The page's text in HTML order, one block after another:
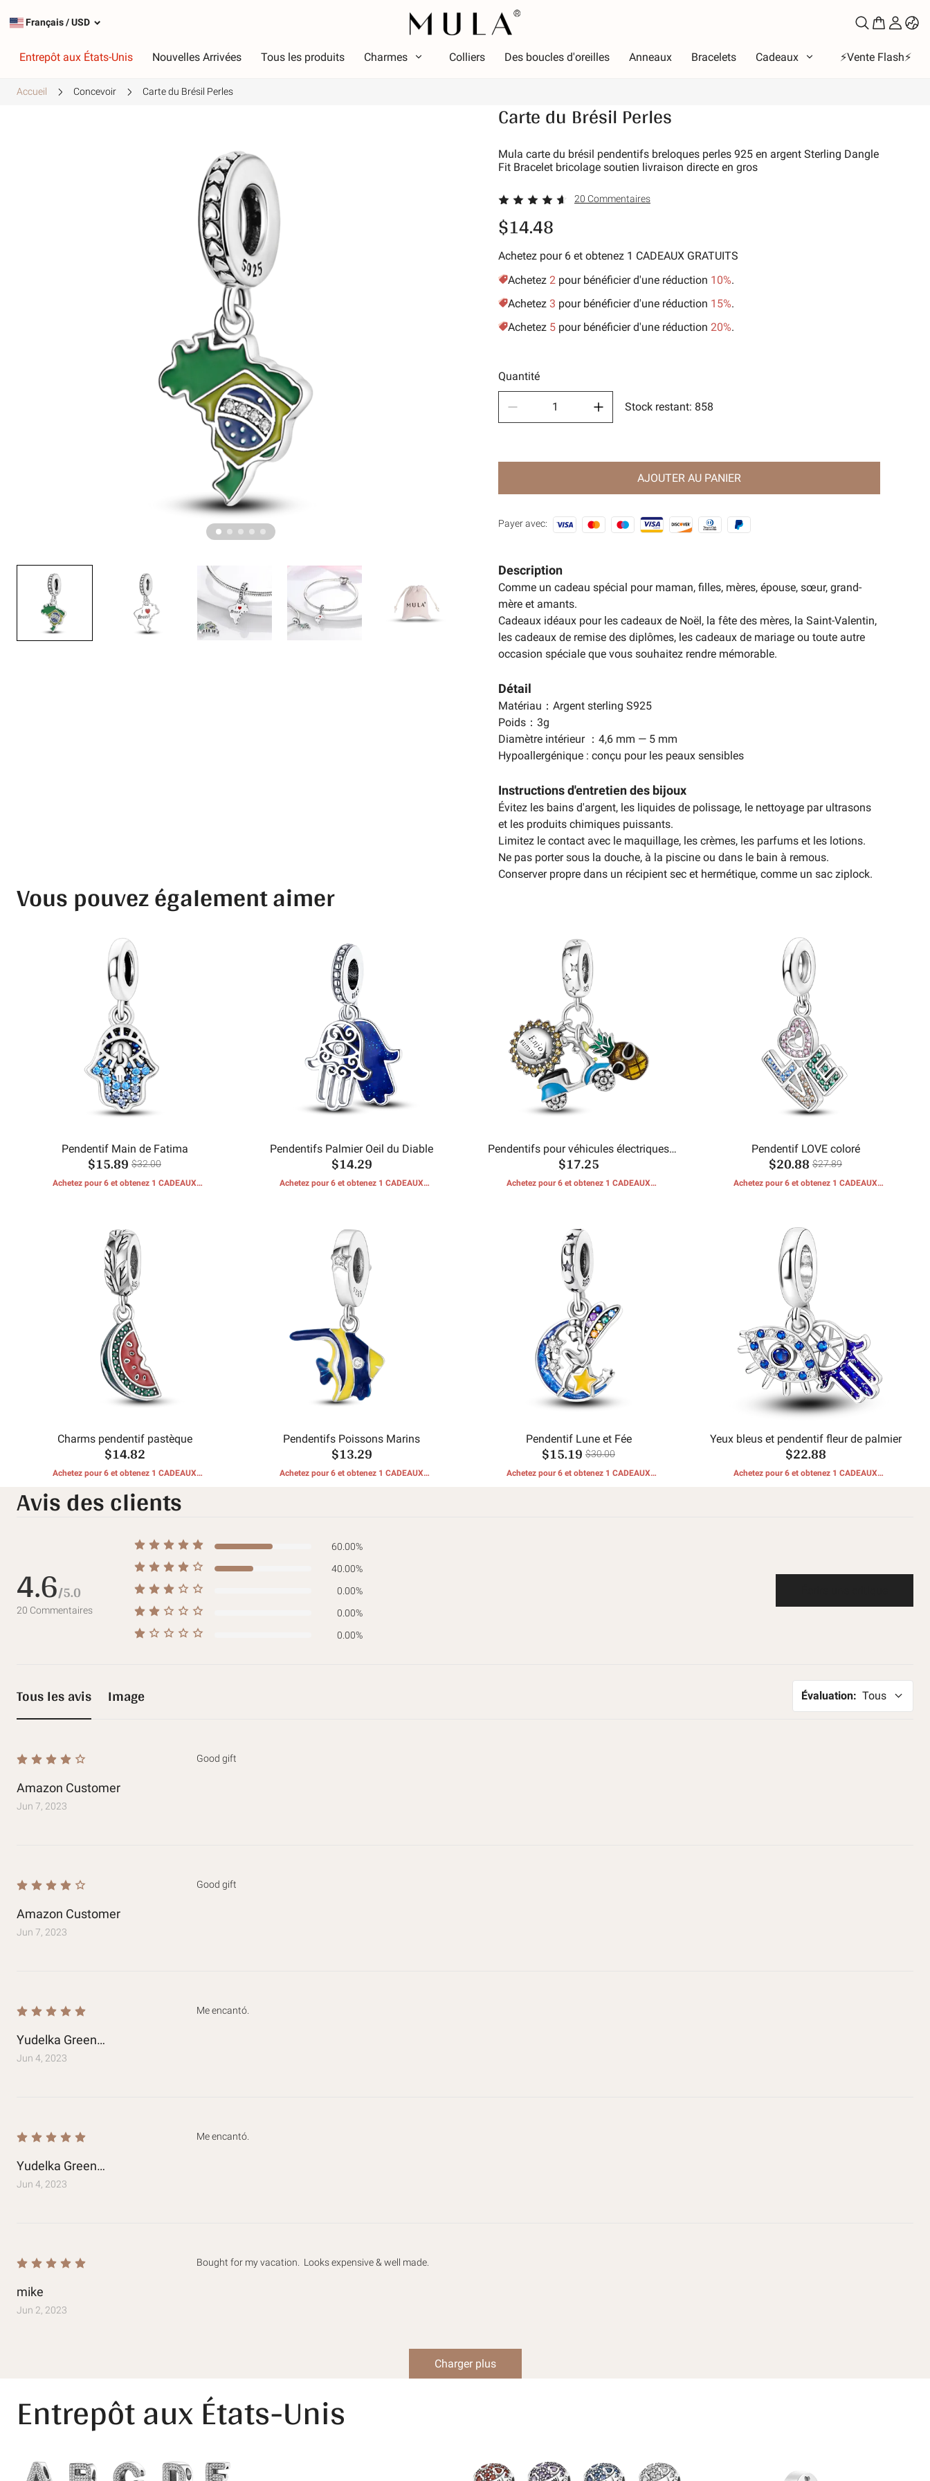
Français/USD
Entrepôt aux États-Unis Nouvelles Arrivées Tous les produits Charmes Colliers Des boucles d'oreilles Anneaux Bracelets Cadeaux ⚡️Vente Flash⚡️
Thème
Lumineux
Alphabet
Passe-temps
La nature
Des sports
Accueil Concevoir Carte du Brésil Perles
Carte du Brésil Perles
Mula carte du brésil pendentifs breloques perles 925 en argent Sterling Dangle
Fit Bracelet bricolage soutien livraison directe en gros
20 Commentaires
$14.48
Achetez pour 6 et obtenez 1 CADEAUX GRATUITS
Achetez 2 pour bénéficier d'une réduction 10%.
Achetez 3 pour bénéficier d'une réduction 15%.
Achetez 5 pour bénéficier d'une réduction 20%.
Quantité
Stock restant: 858
AJOUTER AU PANIER
Payer avec:
Description
Comme un cadeau spécial pour maman, filles, mères, épouse, sœur, grand-
mère et amants.
Cadeaux idéaux pour les cadeaux de Noël, la fête des mères, la Saint-Valentin,
les cadeaux de remise des diplômes, les cadeaux de mariage ou toute autre
occasion spéciale que vous souhaitez rendre mémorable.
Détail
Matériau：Argent sterling S925
Poids：3g
Diamètre intérieur ：4,6 mm — 5 mm
Hypoallergénique : conçu pour les peaux sensibles
Instructions d'entretien des bijoux
Évitez les bains d'argent, les liquides de polissage, le nettoyage par ultrasons
et les produits chimiques puissants.
Limitez le contact avec le maquillage, les crèmes, les parfums et les lotions.
Ne pas porter sous la douche, à la piscine ou dans le bain à remous.
Conserver propre dans un récipient sec et hermétique, comme un sac ziplock.
Vous pouvez également aimer
Pendentif Main de Fatima
$15.89 $32.00
Achetez pour 6 et obtenez 1 CADEAUX
Pendentifs Palmier Oeil du Diable
$14.29
Achetez pour 6 et obtenez 1 CADEAUX
Pendentifs pour véhicules électriques
Sun Pineapple
$17.25
Achetez pour 6 et obtenez 1 CADEAUX
Pendentif LOVE coloré
$20.88 $27.89
Achetez pour 6 et obtenez 1 CADEAUX
Charms pendentif pastèque
$14.82
Achetez pour 6 et obtenez 1 CADEAUX
Pendentifs Poissons Marins
$13.29
Achetez pour 6 et obtenez 1 CADEAUX
Pendentif Lune et Fée
$15.19 $30.00
Achetez pour 6 et obtenez 1 CADEAUX
Yeux bleus et pendentif fleur de palmier
$22.88
Achetez pour 6 et obtenez 1 CADEAUX
Avis des clients
4.6/5.0
20 Commentaires
60.00%
40.00%
0.00%
0.00%
0.00%
Tous les avis Image Évaluation: Tous
Amazon Customer
Jun 7, 2023
Good gift
Amazon Customer
Jun 7, 2023
Good gift
Yudelka Green
Mejía BM-493430
Jun 4, 2023
Me encantó.
Yudelka Green
Mejía BM-493430
Jun 4, 2023
Me encantó.
mike
Jun 2, 2023
Bought for my vacation.  Looks expensive & well made.
Charger plus
Entrepôt aux États-Unis